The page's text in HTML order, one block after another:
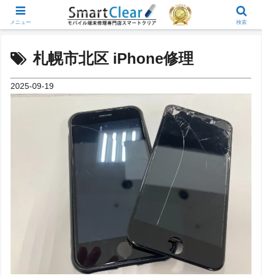
札幌市北区 iPhone修理
2025-09-19
メニュー 検索